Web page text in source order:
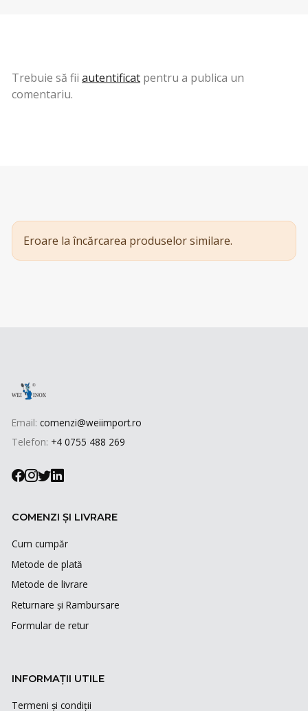
Trebuie să fii autentificat pentru a publica un
comentariu.
Eroare la încărcarea produselor similare.
Email: comenzi@weiimport.ro
Telefon: +4 0755 488 269
COMENZI ȘI LIVRARE
Cum cumpăr
Metode de plată
Metode de livrare
Returnare și Rambursare
Formular de retur
INFORMAȚII UTILE
Termeni și condiții